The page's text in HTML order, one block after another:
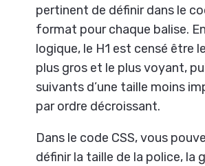
pertinent de définir dans le
format pour chaque balise.
logique, le H1 est censé être
plus gros et le plus voyant,
suivants d’une taille moins
par ordre décroissant.
Dans le code CSS, vous
définir la taille de la police, la